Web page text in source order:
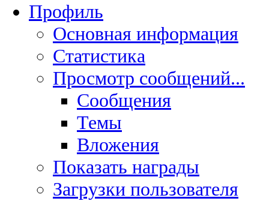
Профиль
Основная информация
Статистика
Просмотр сообщений...
Сообщения
Темы
Вложения
Показать награды
Загрузки пользователя